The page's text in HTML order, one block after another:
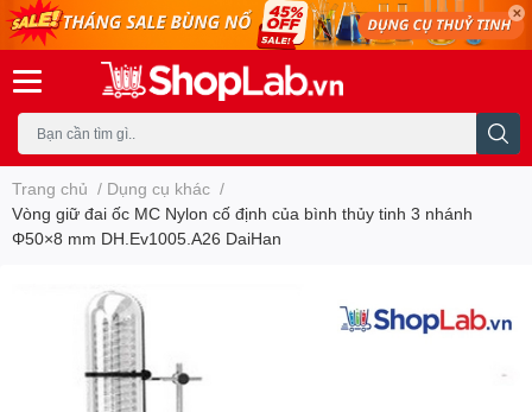
Trang chủ / Dụng cụ khác /
Vòng giữ đai ốc MC Nylon cố định của bình thủy tinh 3 nhánh
Φ50×8 mm DH.Ev1005.A26 DaiHan